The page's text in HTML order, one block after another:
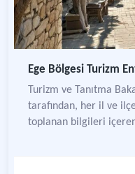
Ege Bölgesi Turizm
Turizm ve Tanıtma
tarafından, her il ve
toplanan bilgileri